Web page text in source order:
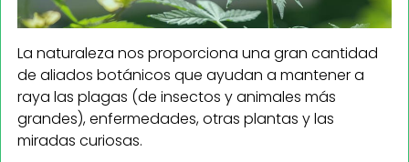
La naturaleza nos proporciona una gran cantidad
de aliados botánicos que ayudan a mantener a
raya las plagas (de insectos y animales más
grandes), enfermedades, otras plantas y las
miradas curiosas.